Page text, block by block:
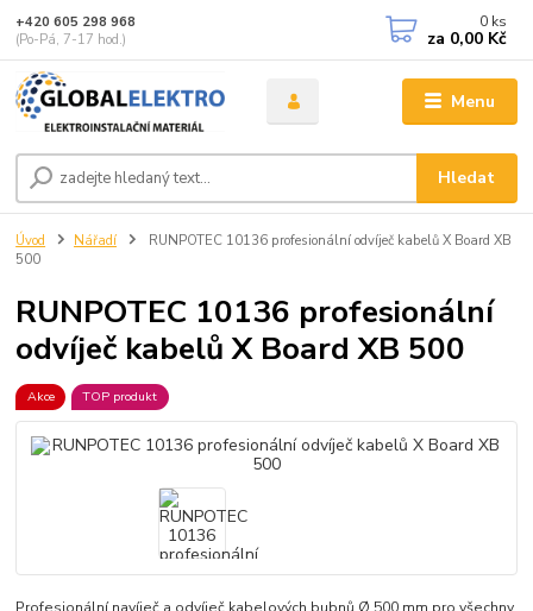
Menu
Hledat
+420 605 298 968
(Po-Pá, 7-17 hod.)
0 ks
za 0,00 Kč
Úvod Nářadí
RUNPOTEC 10136 profesionální odvíječ kabelů X Board XB
500
RUNPOTEC 10136 profesionální
odvíječ kabelů X Board XB 500
Akce TOP produkt